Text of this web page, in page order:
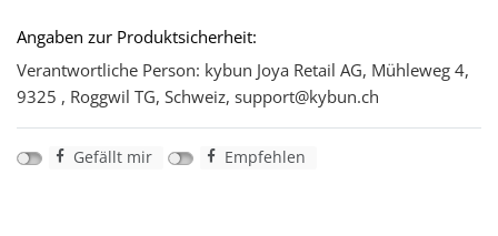
Angaben zur Produktsicherheit:
Verantwortliche Person: kybun Joya Retail AG, Mühleweg 4,
9325 , Roggwil TG, Schweiz, support@kybun.ch
Gefällt mir Empfehlen